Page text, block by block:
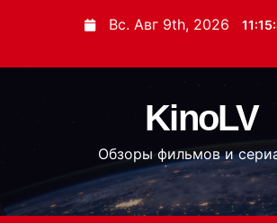
с
Вс. Авг 9th, 2026
KinoLV
Обзоры фильмов и